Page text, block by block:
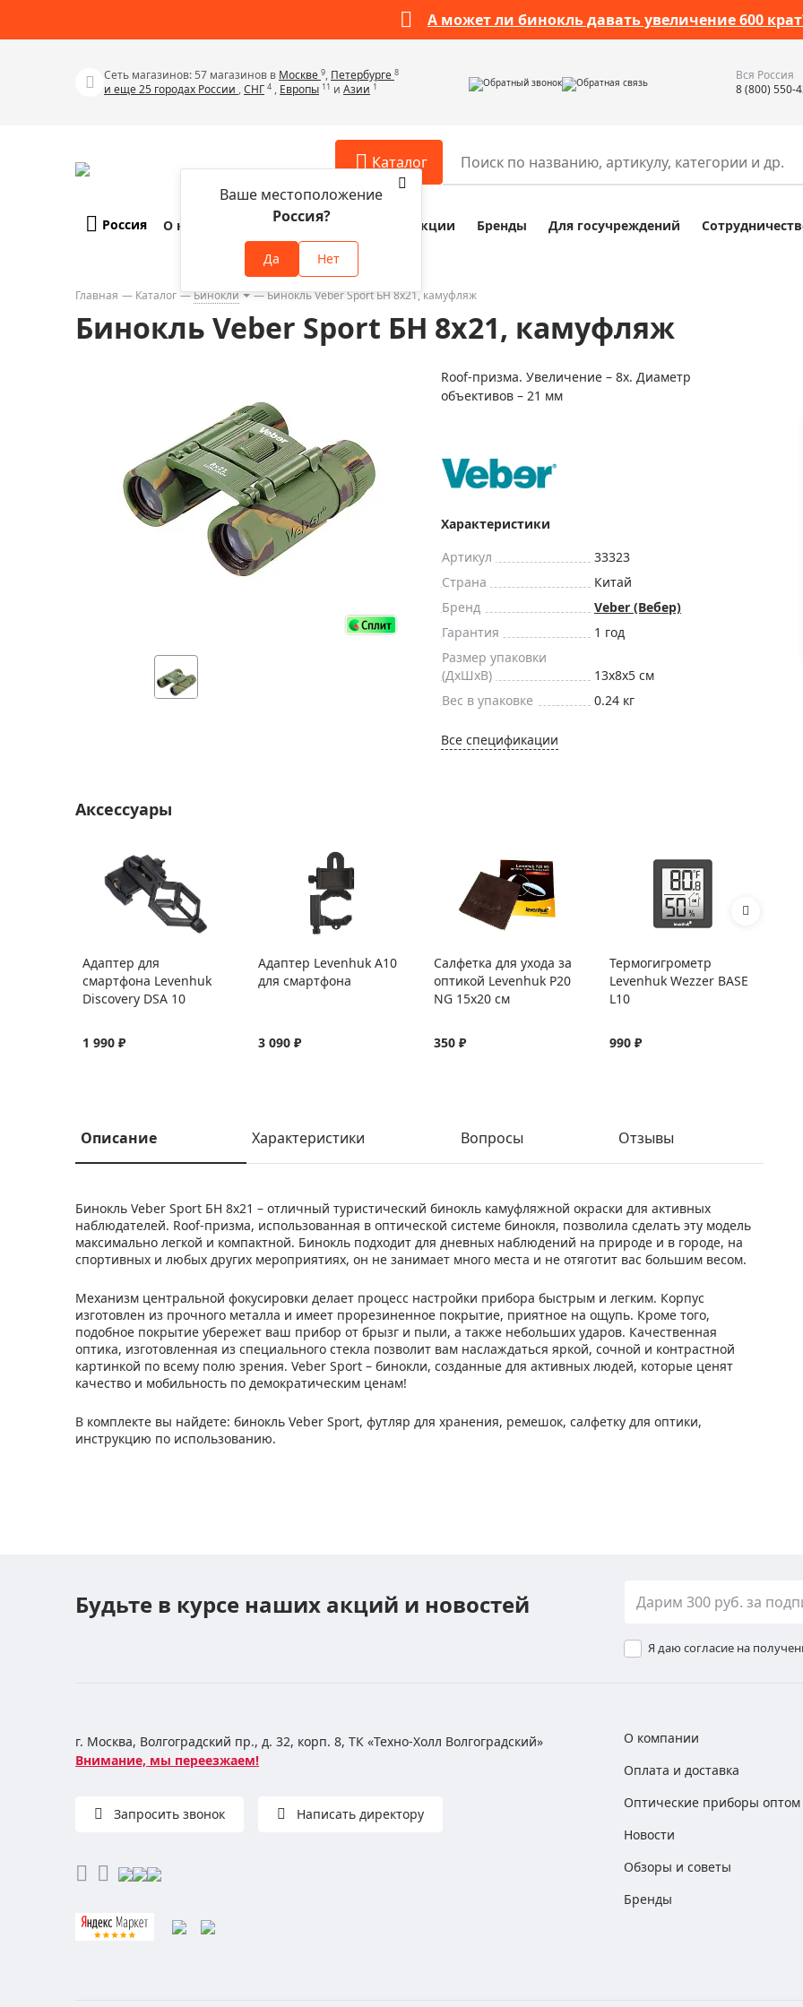
А может ли бинокль давать увеличение 600
Сеть магазинов: 57 магазинов в Москве 9, Петербурге 8
и еще 25 городах России ,СНГ 4 , Европы 11 и Азии 1 Обратный звонок Обратная связь
Вся Россия
8 (800) 550-
Каталог
Телескопы
Бинокли
Зрительные трубы
Приборы ночного видения
Тепловизоры
Прицелы
Фотогаджеты
Метеостанции, барометры, часы
Астропланетарии
Подарки
Аксессуары для микроскопов
Аксессуары для зрительных труб
Аксессуары для луп
Аксессуары для приборов ночного
Распродажа
Распродажа оптики по специальным
ценам
Распродажа выставочных образцов
Разное
Наборы исследователя
Глобусы
Фонари
Элементы питания, карты
Экшн-камеры
Фотооборудование
Россия
Ваше местоположение
Россия?
Да Нет
О компании Оплата и доставка Акции Бренды Для госучреждений
Главная Каталог Бинокли Бинокль Veber Sport БН 8х21, камуфляж
Бинокль Veber Sport БН 8х21, камуфляж
Roof-призма. Увеличение – 8х. Диаметр
объективов – 21 мм
Характеристики
Артикул
33323
Страна
Китай
Бренд
Veber (Вебер)
Гарантия
1 год
Размер упаковки
(ДxШxВ)
13x8x5 см
Вес в упаковке
0.24 кг
Все спецификации
Аксессуары
Адаптер для
смартфона Levenhuk
Discovery DSA 10
1 990 ₽
Адаптер Levenhuk A10
для смартфона
3 090 ₽
Салфетка для ухода за
оптикой Levenhuk P20
NG 15x20 см
350 ₽
Термогигрометр
Levenhuk Wezzer BASE
L10
990 ₽
Описание Характеристики Вопросы Отзывы
Бинокль Veber Sport БН 8х21 – отличный туристический бинокль камуфляжной окраски для активных
наблюдателей. Roof-призма, использованная в оптической системе бинокля, позволила сделать эту модель
максимально легкой и компактной. Бинокль подходит для дневных наблюдений на природе и в городе, на
спортивных и любых других мероприятиях, он не занимает много места и не отяготит вас большим весом.
Механизм центральной фокусировки делает процесс настройки прибора быстрым и легким. Корпус
изготовлен из прочного металла и имеет прорезиненное покрытие, приятное на ощупь. Кроме того,
подобное покрытие убережет ваш прибор от брызг и пыли, а также небольших ударов. Качественная
оптика, изготовленная из специального стекла позволит вам наслаждаться яркой, сочной и контрастной
картинкой по всему полю зрения. Veber Sport – бинокли, созданные для активных людей, которые ценят
качество и мобильность по демократическим ценам!
В комплекте вы найдете: бинокль Veber Sport, футляр для хранения, ремешок, салфетку для оптики,
инструкцию по использованию.
Будьте в курсе наших акций и новостей
Я даю согласие на
г. Москва, Волгоградский пр., д. 32, корп. 8, ТК «Техно-Холл Волгоградский»
Внимание, мы переезжаем!
Запросить звонок Написать директору
О компании
Оплата и доставка
Оптические приборы оптом
Новости
Обзоры и советы
Бренды